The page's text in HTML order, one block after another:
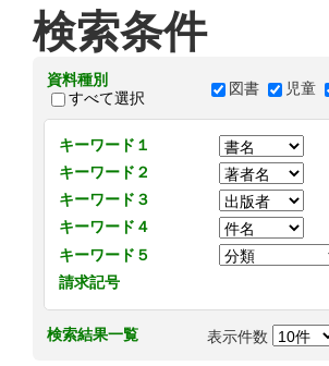
検索条件
資料種別
すべて選択
図書 児童
キーワード１
キーワード２
キーワード３
キーワード４
キーワード５
請求記号
検索結果一覧 表示件数